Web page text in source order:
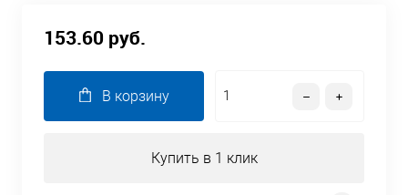
153.60 руб.
В корзину
Купить в 1 клик